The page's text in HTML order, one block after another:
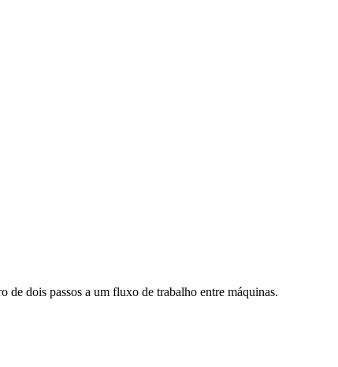
de dois passos a um fluxo de trabalho entre máquinas.